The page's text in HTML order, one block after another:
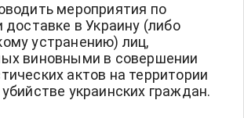
мероприятия по
доставке в Украину (либо
устранению) лиц,
виновными в совершении
актов на территории
украинских граждан.